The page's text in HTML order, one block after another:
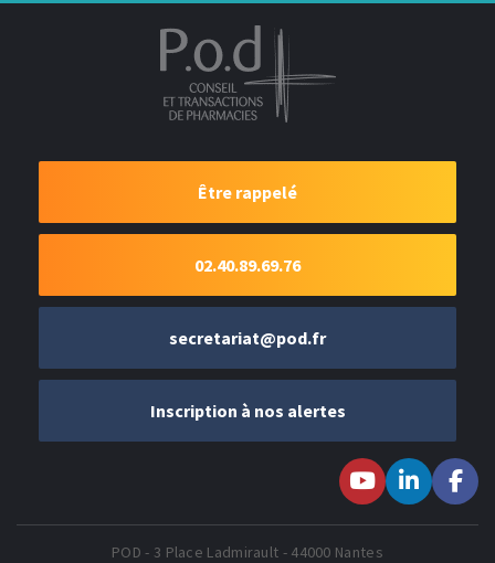
Être rappelé
02.40.89.69.76
secretariat@pod.fr
Inscription à nos alertes
Youtubesur LinkedIn
nous sur
POD - 3 Place Ladmirault - 44000 Nantes